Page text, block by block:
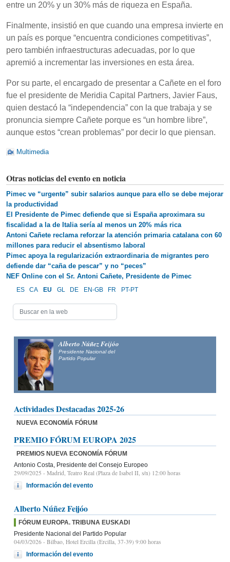
entre un 20% y un 30% más de riqueza en España.
Finalmente, insistió en que cuando una empresa invierte en
un país es porque “encuentra condiciones competitivas”,
pero también infraestructuras adecuadas, por lo que
apremió a incrementar las inversiones en esta área.
Por su parte, el encargado de presentar a Cañete en el foro
fue el presidente de Meridia Capital Partners, Javier Faus,
quien destacó la “independencia” con la que trabaja y se
pronuncia siempre Cañete porque es “un hombre libre”,
aunque estos “crean problemas” por decir lo que piensan.
Multimedia
Otras noticias del evento en noticia
Pimec ve “urgente” subir salarios aunque para ello se debe mejorar
la productividad
El Presidente de Pimec defiende que si España aproximara su
fiscalidad a la de Italia sería al menos un 20% más rica
Antoni Cañete reclama reforzar la atención primaria catalana con 60
millones para reducir el absentismo laboral
Pimec apoya la regularización extraordinaria de migrantes pero
defiende dar “caña de pescar” y no “peces”
NEF Online con el Sr. Antoni Cañete, Presidente de Pimec
ES CA EU GL DE EN-GB FR PT-PT
Alberto Núñez Feijóo
Presidente Nacional del
Partido Popular
Actividades Destacadas 2025-26
NUEVA ECONOMÍA FÓRUM
PREMIO FÓRUM EUROPA 2025
PREMIOS NUEVA ECONOMÍA FÓRUM
Antonio Costa, Presidente del Consejo Europeo
29/09/2025 - Madrid, Teatro Real (Plaza de Isabel II, s/n) 12:00 horas
Información del evento
Alberto Núñez Feijóo
FÓRUM EUROPA. TRIBUNA EUSKADI
Presidente Nacional del Partido Popular
04/03/2026 - Bilbao, Hotel Ercilla (Ercilla, 37-39) 9:00 horas
Información del evento